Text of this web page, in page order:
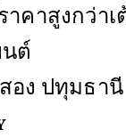
คาสูงกว่า
ต์
อง ปทุมธานี